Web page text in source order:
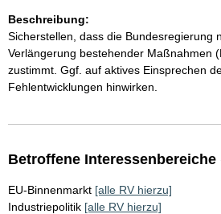
Beschreibung:
Sicherstellen, dass die Bundesregierung
Verlängerung bestehender Maßnahmen
zustimmt. Ggf. auf aktives Einsprechen
Fehlentwicklungen hinwirken.
Betroffene Interessenbereiche
EU-Binnenmarkt [alle RV hierzu]
Industriepolitik [alle RV hierzu]